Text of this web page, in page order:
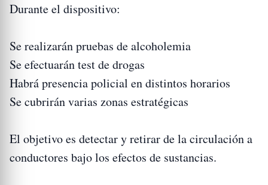
Durante el dispositivo:
Se realizarán pruebas de alcoholemia
Se efectuarán test de drogas
Habrá presencia policial en distintos horarios
Se cubrirán varias zonas estratégicas
El objetivo es detectar y retirar de la circulación a
conductores bajo los efectos de sustancias.